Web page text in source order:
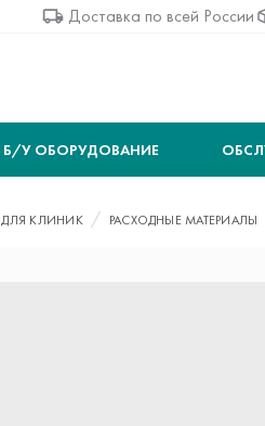
Доставка по всей России
Б/У ОБОРУДОВАНИЕ
ДЛЯ КЛИНИК РАСХОДНЫЕ МАТЕРИАЛЫ